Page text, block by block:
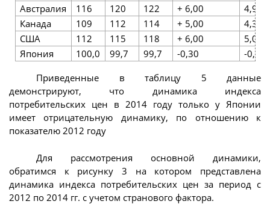
Австралия
116 120 122 + 6,00
4,92
Канада
109 112 114 + 5,00
4,39
США
112 115 118 + 6,00
5,08
Япония
100,0 99,7 99,7 -0,30 -0,30
Приведенные в таблицу 5 данные
демонстрируют, что динамика индекса
потребительских цен в 2014 году только у Японии
имеет отрицательную динамику, по отношению к
показателю 2012 году
Для рассмотрения основной динамики,
обратимся к рисунку 3 на котором представлена
динамика индекса потребительских цен за период с
2012 по 2014 гг. с учетом странового фактора.